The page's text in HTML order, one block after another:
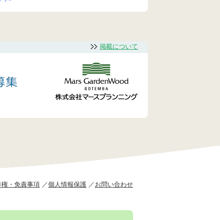
掲載について
・免責事項 個人情報保護 お問い合わせ